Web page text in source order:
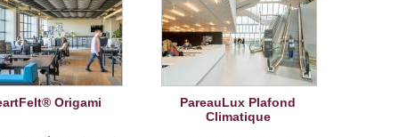
Origami
PareauLux Plafond
Climatique